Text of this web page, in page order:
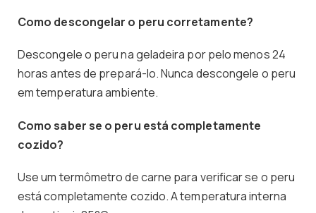
Como descongelar o peru corretamente?
Descongele o peru na geladeira por pelo menos 24
horas antes de prepará-lo. Nunca descongele o peru
em temperatura ambiente.
Como saber se o peru está completamente
cozido?
Use um termômetro de carne para verificar se o peru
está completamente cozido. A temperatura interna